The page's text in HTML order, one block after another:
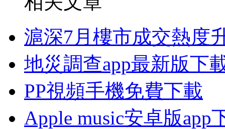
滬深7月樓市成交熱度
地災調查app最新版下
PP視頻手機免費下載
Apple music安卓版app